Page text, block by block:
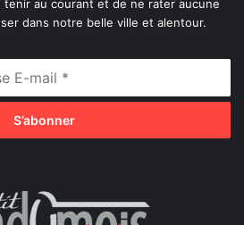
tenir au courant et de ne rater aucune
dans notre belle ville et alentour.